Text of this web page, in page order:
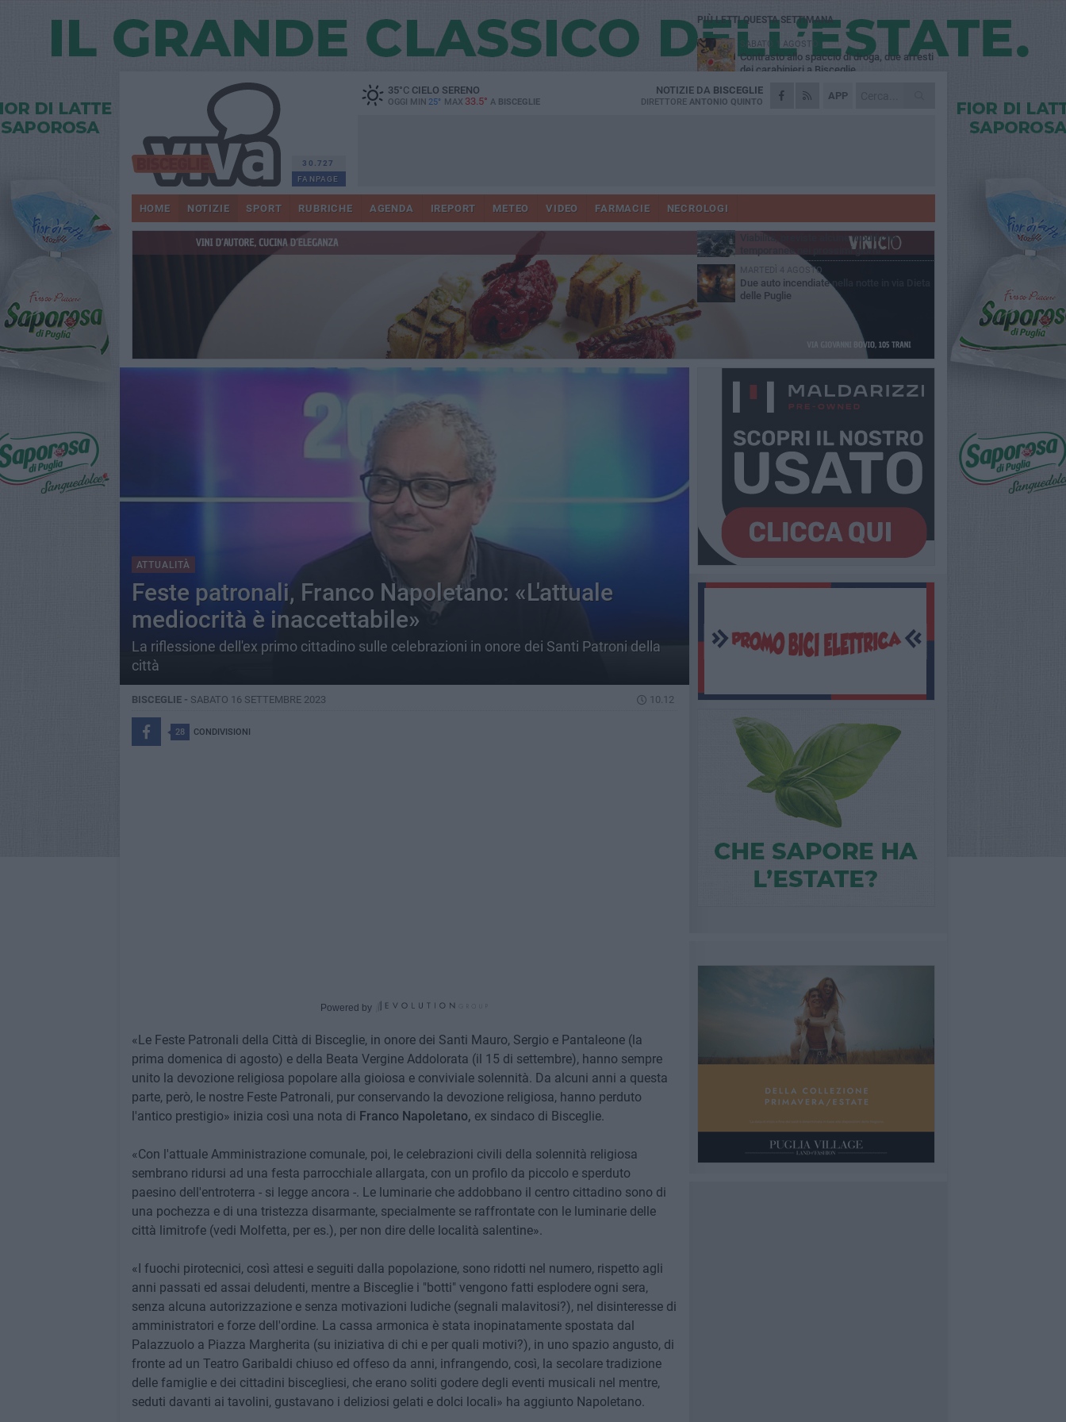
30.727
FANPAGE
35°CCIELO SERENO
OGGI MIN 25° MAX 33.5° A BISCEGLIE
APP
NOTIZIE DA BISCEGLIE
DIRETTORE ANTONIO QUINTO
HOME NOTIZIE SPORT RUBRICHE AGENDA IREPORT METEO VIDEO FARMACIE NECROLOGI
ATTUALITÀ
Feste patronali, Franco Napoletano: «L'attuale
mediocrità è inaccettabile»
La riflessione dell'ex primo cittadino sulle celebrazioni in onore dei Santi Patroni della
città
BISCEGLIE - SABATO 16 SETTEMBRE 2023 10.12
28 CONDIVISIONI
Powered by
«Le Feste Patronali della Città di Bisceglie, in onore dei Santi Mauro, Sergio e Pantaleone (la
prima domenica di agosto) e della Beata Vergine Addolorata (il 15 di settembre), hanno sempre
unito la devozione religiosa popolare alla gioiosa e conviviale solennità. Da alcuni anni a questa
parte, però, le nostre Feste Patronali, pur conservando la devozione religiosa, hanno perduto
l'antico prestigio» inizia così una nota di Franco Napoletano, ex sindaco di Bisceglie.
«Con l'attuale Amministrazione comunale, poi, le celebrazioni civili della solennità religiosa
sembrano ridursi ad una festa parrocchiale allargata, con un profilo da piccolo e sperduto
paesino dell'entroterra - si legge ancora -. Le luminarie che addobbano il centro cittadino sono di
una pochezza e di una tristezza disarmante, specialmente se raffrontate con le luminarie delle
città limitrofe (vedi Molfetta, per es.), per non dire delle località salentine».
«I fuochi pirotecnici, così attesi e seguiti dalla popolazione, sono ridotti nel numero, rispetto agli
anni passati ed assai deludenti, mentre a Bisceglie i "botti" vengono fatti esplodere ogni sera,
senza alcuna autorizzazione e senza motivazioni ludiche (segnali malavitosi?), nel disinteresse di
amministratori e forze dell'ordine. La cassa armonica è stata inopinatamente spostata dal
Palazzuolo a Piazza Margherita (su iniziativa di chi e per quali motivi?), in uno spazio angusto, di
fronte ad un Teatro Garibaldi chiuso ed offeso da anni, infrangendo, così, la secolare tradizione
delle famiglie e dei cittadini biscegliesi, che erano soliti godere degli eventi musicali nel mentre,
seduti davanti ai tavolini, gustavano i deliziosi gelati e dolci locali» ha aggiunto Napoletano.
PIÙ LETTI QUESTA SETTIMANA
SABATO 1 AGOSTO
Contrasto allo spaccio di droga, due arresti
dei carabinieri a Bisceglie
VENERDÌ 31 LUGLIO
Torna l'appuntamento con la Pastasciutta
Dramma alla spiaggia Bi-Marmi: un
VENERDÌ 31 LUGLIO
Viabilità, previste alcune modifiche
temporanee nei prossimi giorni
MARTEDÌ 4 AGOSTO
Due auto incendiate nella notte in via Dieta
delle Puglie